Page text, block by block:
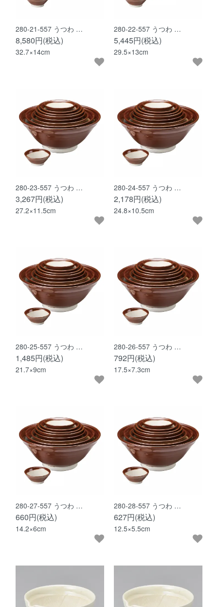
280-21-557 うつわ …
8,580円(税込)
32.7×14cm
280-22-557 うつわ …
5,445円(税込)
29.5×13cm
280-23-557 うつわ …
3,267円(税込)
27.2×11.5cm
280-24-557 うつわ …
2,178円(税込)
24.8×10.5cm
280-25-557 うつわ …
1,485円(税込)
21.7×9cm
280-26-557 うつわ …
792円(税込)
17.5×7.3cm
280-27-557 うつわ …
660円(税込)
14.2×6cm
280-28-557 うつわ …
627円(税込)
12.5×5.5cm